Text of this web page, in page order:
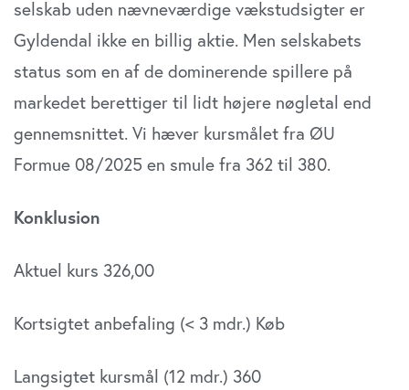
selskab uden nævneværdige vækstudsigter er
Gyldendal ikke en billig aktie. Men selskabets
status som en af de dominerende spillere på
markedet berettiger til lidt højere nøgletal end
gennemsnittet. Vi hæver kursmålet fra ØU
Formue 08/2025 en smule fra 362 til 380.
Konklusion
Aktuel kurs 326,00
Kortsigtet anbefaling (< 3 mdr.) Køb
Langsigtet kursmål (12 mdr.) 360